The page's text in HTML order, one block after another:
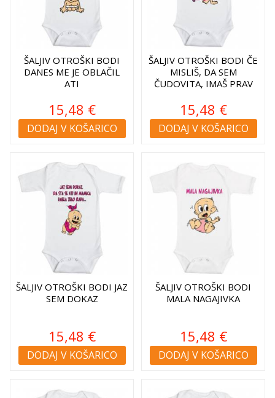
ŠALJIV OTROŠKI BODI
DANES ME JE OBLAČIL
ATI
15,48 €
DODAJ V KOŠARICO
ŠALJIV OTROŠKI BODI ČE
MISLIŠ, DA SEM
ČUDOVITA, IMAŠ PRAV
15,48 €
DODAJ V KOŠARICO
ŠALJIV OTROŠKI BODI JAZ
SEM DOKAZ
15,48 €
DODAJ V KOŠARICO
ŠALJIV OTROŠKI BODI
MALA NAGAJIVKA
15,48 €
DODAJ V KOŠARICO